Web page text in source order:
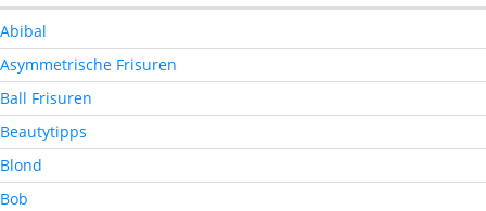
Abibal
Asymmetrische Frisuren
Ball Frisuren
Beautytipps
Blond
Bob